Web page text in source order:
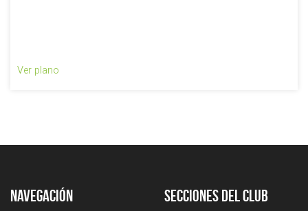
Ver plano
Navegación Secciones del club